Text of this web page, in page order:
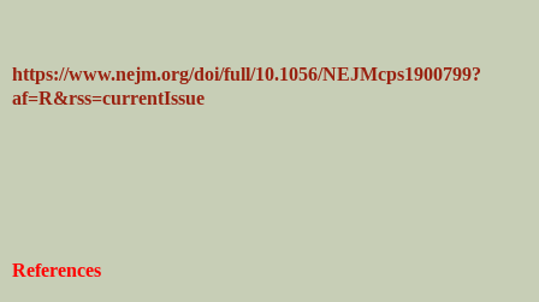
https://www.nejm.org/doi/full/10.1056/NEJMcps1900799?
af=R&rss=currentIssue
References